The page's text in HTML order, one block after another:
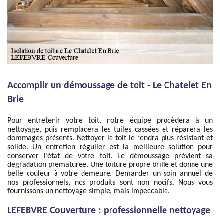
Accomplir un démoussage de toit - Le Chatelet En
Brie
Pour entretenir votre toit, notre équipe procèdera à un
nettoyage, puis remplacera les tuiles cassées et réparera les
dommages présents. Nettoyer le toit le rendra plus résistant et
solide. Un entretien régulier est la meilleure solution pour
conserver l’état de votre toit. Le démoussage prévient sa
dégradation prématurée. Une toiture propre brille et donne une
belle couleur à votre demeure. Demander un soin annuel de
nos professionnels, nos produits sont non nocifs. Nous vous
fournissons un nettoyage simple, mais impeccable.
LEFEBVRE Couverture : professionnelle nettoyage